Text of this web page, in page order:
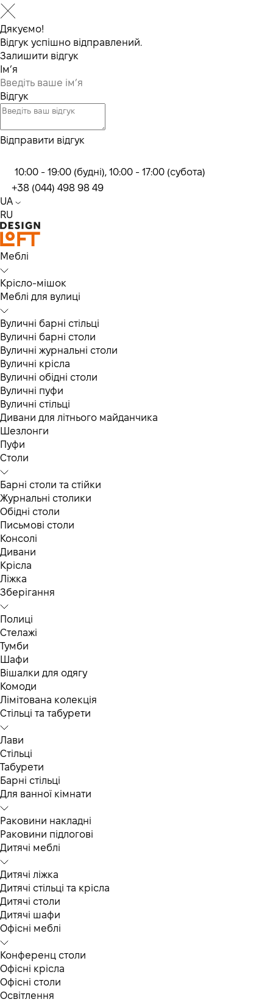
Дякуємо!
Відгук успішно відправлений.
Залишити відгук
Ім’я
Відгук
Відправити відгук
10:00 - 19:00 (будні), 10:00 - 17:00 (субота)
+38 (044) 498 98 49
UA
RU
Меблі
Крісло-мішок
Меблі для вулиці
Вуличні барні стільці
Вуличні барні столи
Вуличні журнальні столи
Вуличні крісла
Вуличні обідні столи
Вуличні пуфи
Вуличні стільці
Дивани для літнього майданчика
Шезлонги
Пуфи
Столи
Барні столи та стійки
Журнальні столики
Обідні столи
Письмові столи
Консолі
Дивани
Крісла
Ліжка
Зберігання
Полиці
Стелажі
Тумби
Шафи
Вішалки для одягу
Комоди
Лімітована колекція
Стільці та табурети
Лави
Стільці
Табурети
Барні стільці
Для ванної кімнати
Раковини накладні
Раковини підлогові
Дитячі меблі
Дитячі ліжка
Дитячі стільці та крісла
Дитячі столи
Дитячі шафи
Офісні меблі
Конференц столи
Офісні крісла
Офісні столи
Освітлення